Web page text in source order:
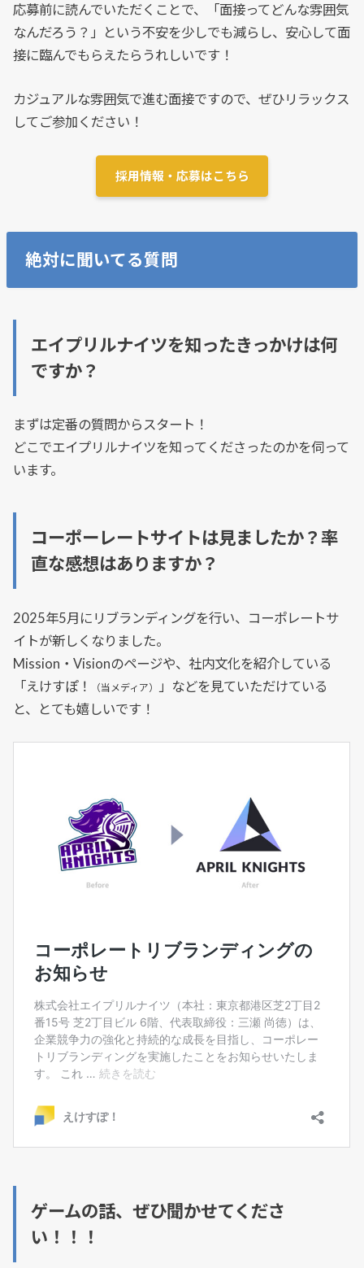
応募前に読んでいただくことで、「面接ってどんな雰囲気
なんだろう？」という不安を少しでも減らし、安心して面
接に臨んでもらえたらうれしいです！
カジュアルな雰囲気で進む面接ですので、ぜひリラックス
してご参加ください！
採用情報・応募はこちら
絶対に聞いてる質問
エイプリルナイツを知ったきっかけは何
ですか？
まずは定番の質問からスタート！
どこでエイプリルナイツを知ってくださったのかを伺って
います。
コーポーレートサイトは見ましたか？率
直な感想はありますか？
2025年5月にリブランディングを行い、コーポレートサ
イトが新しくなりました。
Mission・Visionのページや、社内文化を紹介している
「えけすぽ！
（当メディア）
」などを見ていただけている
と、とても嬉しいです！
ゲームの話、ぜひ聞かせてくださ
い！！！